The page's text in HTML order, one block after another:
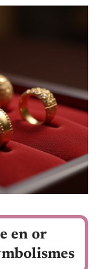
en or